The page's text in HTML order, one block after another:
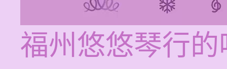
福州悠悠琴行